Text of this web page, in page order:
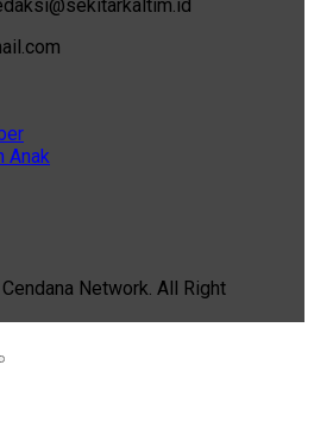
Anak
Network. All Right